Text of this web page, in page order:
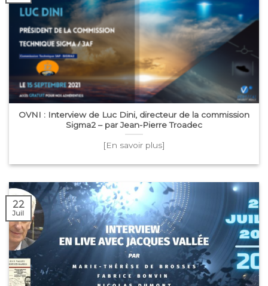
OVNI : Interview de Luc Dini, directeur de la commission
Sigma2 – par Jean-Pierre Troadec
[En savoir plus]
22
Juil